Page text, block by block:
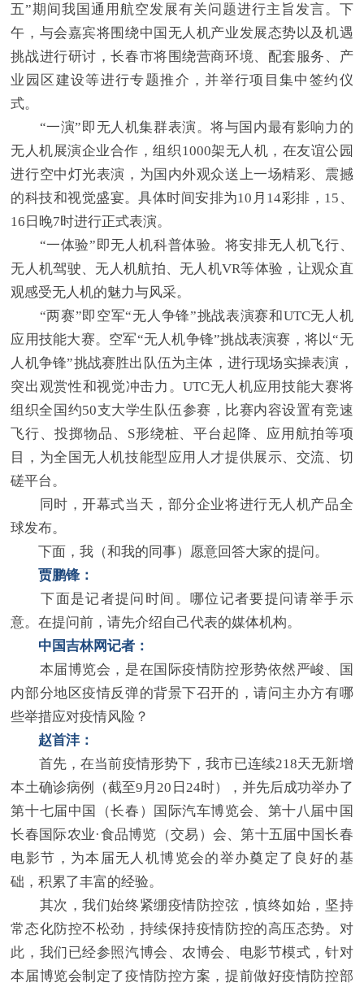
五”期间我国通用航空发展有关问题进行主旨发言。下
午，与会嘉宾将围绕中国无人机产业发展态势以及机遇
挑战进行研讨，长春市将围绕营商环境、配套服务、产
业园区建设等进行专题推介，并举行项目集中签约仪
式。
“一演”即无人机集群表演。将与国内最有影响力的
无人机展演企业合作，组织1000架无人机，在友谊公园
进行空中灯光表演，为国内外观众送上一场精彩、震撼
的科技和视觉盛宴。具体时间安排为10月14彩排，15、
16日晚7时进行正式表演。
“一体验”即无人机科普体验。将安排无人机飞行、
无人机驾驶、无人机航拍、无人机VR等体验，让观众直
观感受无人机的魅力与风采。
“两赛”即空军“无人争锋”挑战表演赛和UTC无人机
应用技能大赛。空军“无人机争锋”挑战表演赛，将以“无
人机争锋”挑战赛胜出队伍为主体，进行现场实操表演，
突出观赏性和视觉冲击力。UTC无人机应用技能大赛将
组织全国约50支大学生队伍参赛，比赛内容设置有竞速
飞行、投掷物品、S形绕桩、平台起降、应用航拍等项
目，为全国无人机技能型应用人才提供展示、交流、切
磋平台。
同时，开幕式当天，部分企业将进行无人机产品全
球发布。
下面，我（和我的同事）愿意回答大家的提问。
贾鹏锋：
下面是记者提问时间。哪位记者要提问请举手示
意。在提问前，请先介绍自己代表的媒体机构。
中国吉林网记者：
本届博览会，是在国际疫情防控形势依然严峻、国
内部分地区疫情反弹的背景下召开的，请问主办方有哪
些举措应对疫情风险？
赵首沣：
首先，在当前疫情形势下，我市已连续218天无新增
本土确诊病例（截至9月20日24时），并先后成功举办了
第十七届中国（长春）国际汽车博览会、第十八届中国
长春国际农业·食品博览（交易）会、第十五届中国长春
电影节，为本届无人机博览会的举办奠定了良好的基
础，积累了丰富的经验。
其次，我们始终紧绷疫情防控弦，慎终如始，坚持
常态化防控不松劲，持续保持疫情防控的高压态势。对
此，我们已经参照汽博会、农博会、电影节模式，针对
本届博览会制定了疫情防控方案，提前做好疫情防控部